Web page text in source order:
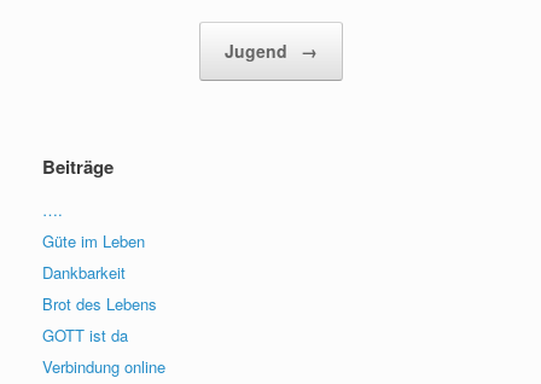
Jugend →
Beiträge
….
Güte im Leben
Dankbarkeit
Brot des Lebens
GOTT ist da
Verbindung online